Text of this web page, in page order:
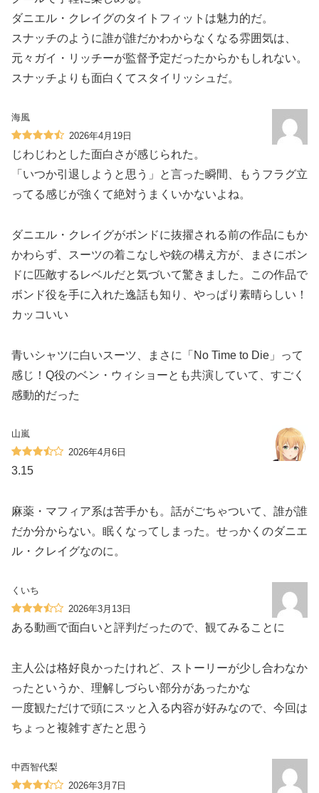
ダニエル・クレイグのタイトフィットは魅力的だ。
スナッチのように誰が誰だかわからなくなる雰囲気は、
元々ガイ・リッチーが監督予定だったからかもしれない。
スナッチよりも面白くてスタイリッシュだ。
海風
2026年4月19日
じわじわとした面白さが感じられた。
「いつか引退しようと思う」と言った瞬間、もうフラグ立
ってる感じが強くて絶対うまくいかないよね。
ダニエル・クレイグがボンドに抜擢される前の作品にもか
かわらず、スーツの着こなしや銃の構え方が、まさにボン
ドに匹敵するレベルだと気づいて驚きました。この作品で
ボンド役を手に入れた逸話も知り、やっぱり素晴らしい！
カッコいい‍️
青いシャツに白いスーツ、まさに「No Time to Die」って
感じ！Q役のベン・ウィショーとも共演していて、すごく
感動的だった
山嵐
2026年4月6日
3.15
麻薬・マフィア系は苦手かも。話がごちゃついて、誰が誰
だか分からない。眠くなってしまった。せっかくのダニエ
ル・クレイグなのに。
くいち
2026年3月13日
ある動画で面白いと評判だったので、観てみることに
主人公は格好良かったけれど、ストーリーが少し合わなか
ったというか、理解しづらい部分があったかな
一度観ただけで頭にスッと入る内容が好みなので、今回は
ちょっと複雑すぎたと思う
中西智代梨
2026年3月7日